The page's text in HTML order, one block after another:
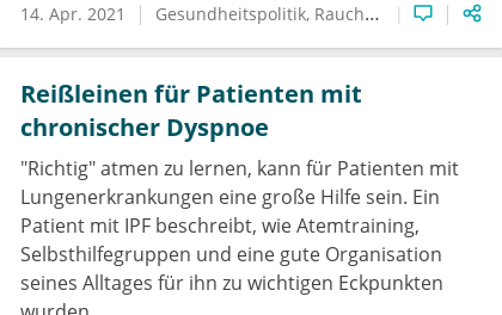
14. Apr. 2021 Gesundheitspolitik Rauchen
Reißleinen für Patienten mit
chronischer Dyspnoe
"Richtig" atmen zu lernen, kann für Patienten mit
Lungenerkrankungen eine große Hilfe sein. Ein
Patient mit IPF beschreibt, wie Atemtraining,
Selbsthilfegruppen und eine gute Organisation
seines Alltages für ihn zu wichtigen Eckpunkten